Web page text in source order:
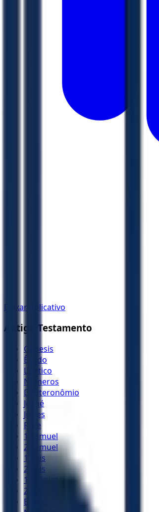
Baixar Aplicativo
Antigo Testamento
Gênesis
Êxodo
Levítico
Números
Deuteronômio
Josué
Juízes
Rute
1 Samuel
2 Samuel
1 Reis
2 Reis
1 Crônicas
2 Crônicas
Esdras